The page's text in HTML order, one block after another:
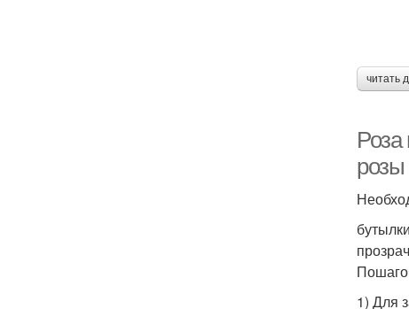
читать
Роза
розы
1) Для